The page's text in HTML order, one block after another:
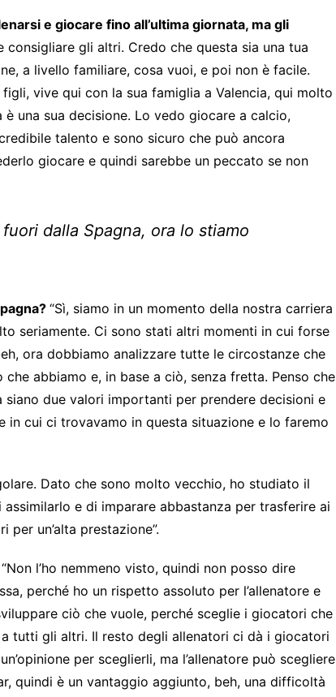
e giocare fino all’ultima giornata, ma gli
consigliare gli altri. Credo che questa sia una tua
a livello familiare, cosa vuoi, e poi non è facile.
vive qui con la sua famiglia a Valencia, qui molto
una sua decisione. Lo vedo giocare a calcio,
talento e sono sicuro che può ancora
giocare e quindi sarebbe un peccato se non
dalla Spagna, ora lo stiamo
“Sì, siamo in un momento della nostra carriera
seriamente. Ci sono stati altri momenti in cui forse
ora dobbiamo analizzare tutte le circostanze che
abbiamo e, in base a ciò, senza fretta. Penso che
due valori importanti per prendere decisioni e
cui ci trovavamo in questa situazione e lo faremo
Dato che sono molto vecchio, ho studiato il
e di imparare abbastanza per trasferire ai
un’alta prestazione”.
“Non l’ho nemmeno visto, quindi non posso dire
perché ho un rispetto assoluto per l’allenatore e
ciò che vuole, perché sceglie i giocatori che
tutti gli altri. Il resto degli allenatori ci dà i giocatori
per sceglierli, ma l’allenatore può scegliere
quindi è un vantaggio aggiunto, beh, una difficoltà